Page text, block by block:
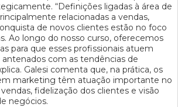
“Definições ligadas à área de
relacionadas a vendas,
de novos clientes estão no foco
Ao longo do nosso curso, oferecemos
para que esses profissionais atuem
com as tendências de
Galesi comenta que, na prática, os
marketing têm atuação importante no
fidelização dos clientes e visão
negócios.